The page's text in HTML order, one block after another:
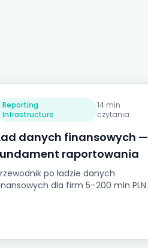
Reporting
Infrastructure
14 min
czytania
danych finansowych —
raportowania
po ładzie danych
dla firm 5–200 mln PLN.